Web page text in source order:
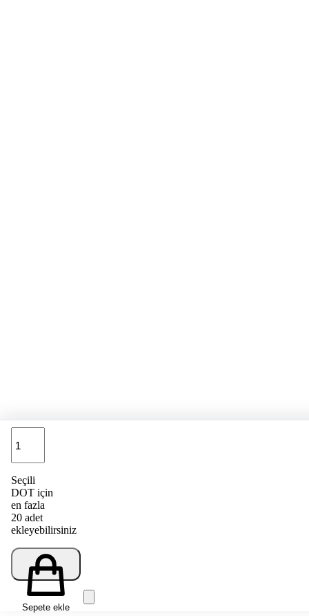
Seçili
DOT için
en fazla
20 adet
ekleyebilirsiniz
Sepete ekle